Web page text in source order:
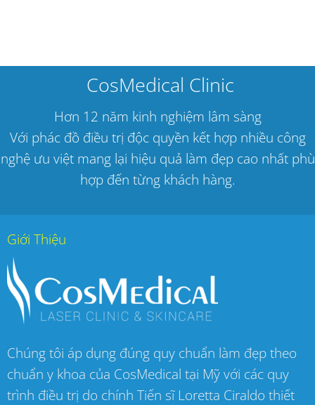
CosMedical Clinic
Hơn 12 năm kinh nghiệm lâm sàng
Với phác đồ điều trị độc quyền kết hợp nhiều công
nghệ ưu việt mang lại hiệu quả làm đẹp cao nhất phù
hợp đến từng khách hàng.
Giới Thiệu
Chúng tôi áp dụng đúng quy chuẩn làm đẹp theo
chuẩn y khoa của CosMedical tại Mỹ với các quy
trình điều trị do chính Tiến sĩ Loretta Ciraldo thiết